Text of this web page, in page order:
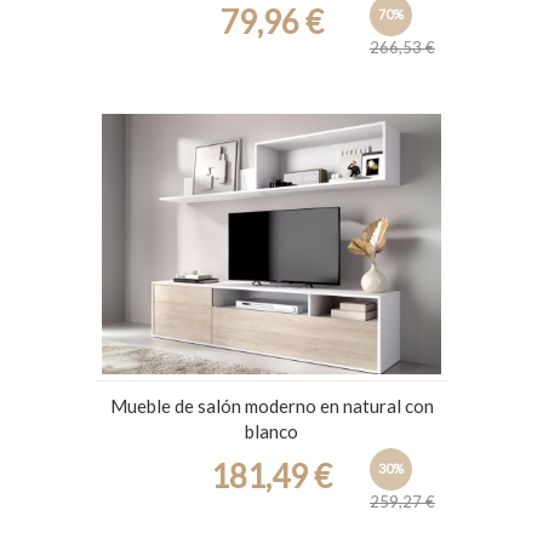
70%
266,53 €
79,96 €
Mueble de salón moderno en natural con
blanco
30%
259,27 €
181,49 €